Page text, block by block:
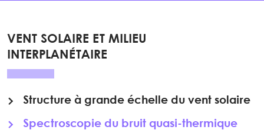
VENT SOLAIRE ET MILIEU
INTERPLANÉTAIRE
Structure à grande échelle du vent solaire
Spectroscopie du bruit quasi-thermique